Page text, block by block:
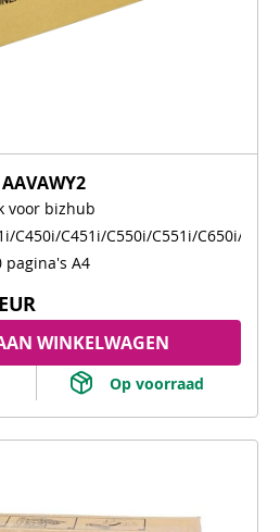
voor bizhub
C450i/C451i/C550i/C551i/C650i/
pagina's A4
WINKELWAGEN
Op voorraad